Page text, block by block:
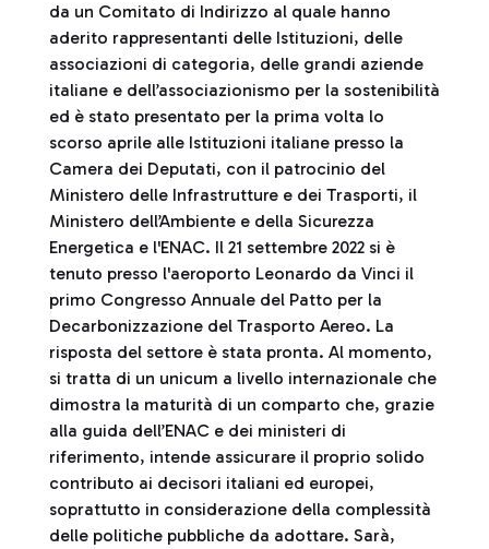
da un Comitato di Indirizzo al quale hanno
aderito rappresentanti delle Istituzioni, delle
associazioni di categoria, delle grandi aziende
italiane e dell’associazionismo per la sostenibilità
ed è stato presentato per la prima volta lo
scorso aprile alle Istituzioni italiane presso la
Camera dei Deputati, con il patrocinio del
Ministero delle Infrastrutture e dei Trasporti, il
Ministero dell’Ambiente e della Sicurezza
Energetica e l'ENAC. Il 21 settembre 2022 si è
tenuto presso l'aeroporto Leonardo da Vinci il
primo Congresso Annuale del Patto per la
Decarbonizzazione del Trasporto Aereo. La
risposta del settore è stata pronta. Al momento,
si tratta di un unicum a livello internazionale che
dimostra la maturità di un comparto che, grazie
alla guida dell’ENAC e dei ministeri di
riferimento, intende assicurare il proprio solido
contributo ai decisori italiani ed europei,
soprattutto in considerazione della complessità
delle politiche pubbliche da adottare. Sarà,